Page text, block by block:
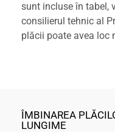
sunt incluse în tabel,
consilierul tehnic al
plăcii poate avea loc
ÎMBINAREA
LUNGIME